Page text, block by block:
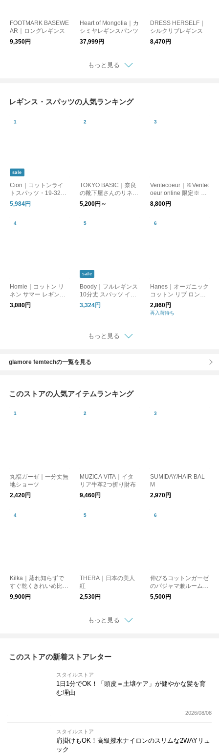
FOOTMARK BASEWE
AR｜ロングレギンス
9,350円
Heart of Mongolia｜カ
シミヤレギンスパンツ
37,999円
DRESS HERSELF｜
シルクリブレギンス
8,470円
もっと見る
レギンス・スパッツの人気ランキング
sale
Cion｜コットンライ
トスパッツ・19-3223
1 インナー
5,984円
TOKYO BASIC｜奈良
の靴下屋さんのリネン
レギンス【不良品以外
返品交換不可】
5,200円～
Veritecoeur｜※Veritec
oeur online 限定※ イ
ンナーサルエルパンツ
NT-076 コットン レギ
8,800円
Homie｜コットン リ
ネン サマー レギンス
hl-002
3,080円
sale
Boody｜フルレギンス
10分丈 スパッツ イン
ナー ブーディー
3,324円
Hanes｜オーガニック
コットン リブ ロング
パンツ hw9-b102-fn
2,860円
再入荷待ち
もっと見る
glamore femtechの一覧を見る
このストアの人気アイテムランキング
丸福ガーゼ｜一分丈無
地ショーツ
2,420円
MUZICA VITA｜イタ
リア牛革2つ折り財布
9,460円
SUMIDAY/HAIR BAL
M
2,970円
Kilka｜蒸れ知らずで
すぐ乾くきれいめ比翼
ブラウス
9,900円
THERA｜日本の美人
紅
2,530円
伸びるコットンガーゼ
のパジャマ兼ルームウ
ェア 接触冷感 5分袖プ
ルオーバー メンズ
5,500円
もっと見る
このストアの新着ストアレター
スタイルストア
1日1分でOK！「頭皮＝土壌ケア」が健やかな髪を育
む理由
2026/08/08
スタイルストア
肩掛けもOK！高級撥水ナイロンのスリムな2WAYリュ
ック